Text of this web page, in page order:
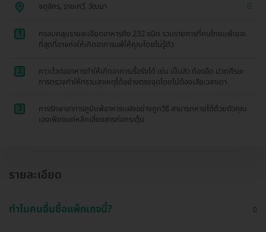
จตุจักร, ราชเทวี, วัฒนา
1
ครอบคลุมรายละเอียดอาหารถึง 232 ชนิด รวมรายการที่คนไทยเเพ้เยอะ
ที่สุดที่อาจก่อให้เกิดอาการแพ้ให้คุณโดยไม่รู้ตัว
2
ภาวะไวต่ออาหารทำให้เกิดอาการเรื้อรังได้ เช่น เป็นสิว ท้องอืด ปวดศีรษะ
การตรวจทำให้ทราบสาเหตุได้อย่างตรงจุดโดยไม่ต้องเสียเวลาเดา
3
การรักษาอาการภูมิเเพ้อาหารเเฝงอย่างถูกวิธี สามารถหายได้ด้วยตัวคุณ
เองเพียงเเค่หลีกเลี่ยงสารก่อกระตุ้น
รายละเอียด
ทำไมคนอื่นซื้อแพ็กเกจนี้?